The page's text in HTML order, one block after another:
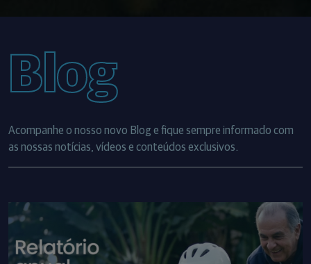
Blog
Acompanhe o nosso novo Blog e fique sempre informado com
as nossas notícias, vídeos e conteúdos exclusivos.